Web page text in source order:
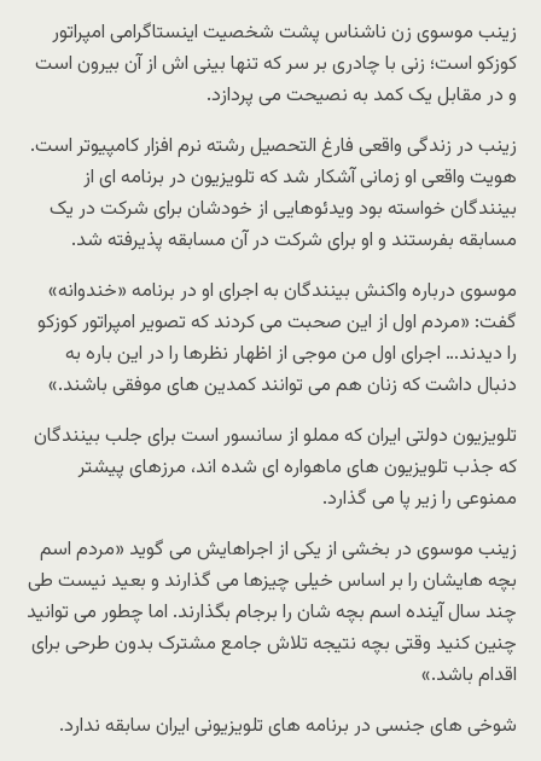
زینب موسوی زن ناشناس پشت شخصیت اینستاگرامی امپراتور
کوزکو است؛ زنی با چادری بر سر که تنها بینی اش از آن بیرون است
و در مقابل یک کمد به نصیحت می پردازد.
زینب در زندگی واقعی فارغ التحصیل رشته نرم افزار کامپیوتر است.
هویت واقعی او زمانی آشکار شد که تلویزیون در برنامه ای از
بینندگان خواسته بود ویدئوهایی از خودشان برای شرکت در یک
مسابقه بفرستند و او برای شرکت در آن مسابقه پذیرفته شد.
موسوی درباره واکنش بینندگان به اجرای او در برنامه «خندوانه»
گفت: «مردم اول از این صحبت می کردند که تصویر امپراتور کوزکو
را دیدند… اجرای اول من موجی از اظهار نظرها را در این باره به
دنبال داشت که زنان هم می توانند کمدین های موفقی باشند.»
تلویزیون دولتی ایران که مملو از سانسور است برای جلب بینندگان
که جذب تلویزیون های ماهواره ای شده اند، مرزهای پیشتر
ممنوعی را زیر پا می گذارد.
زینب موسوی در بخشی از یکی از اجراهایش می گوید «مردم اسم
بچه هایشان را بر اساس خیلی چیزها می گذارند و بعید نیست طی
چند سال آینده اسم بچه شان را برجام بگذارند. اما چطور می توانید
چنین کنید وقتی بچه نتیجه تلاش جامع مشترک بدون طرحی برای
اقدام باشد.»
شوخی های جنسی در برنامه های تلویزیونی ایران سابقه ندارد.